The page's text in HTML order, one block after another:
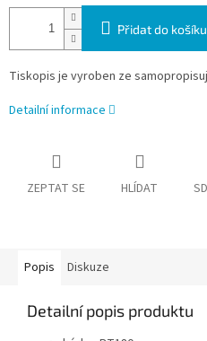
Přidat do košíku
Tiskopis je vyroben ze
Detailní informace
ZEPTAT SE HLÍDAT
Popis Diskuze
Detailní popis produktu